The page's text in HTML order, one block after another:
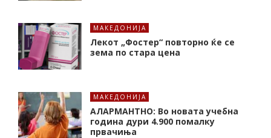
МАКЕДОНИЈА
Лекот „Фостер“ повторно ќе се
зема по стара цена
МАКЕДОНИЈА
АЛАРМАНТНО: Во новата учебна
година дури 4.900 помалку
првачиња